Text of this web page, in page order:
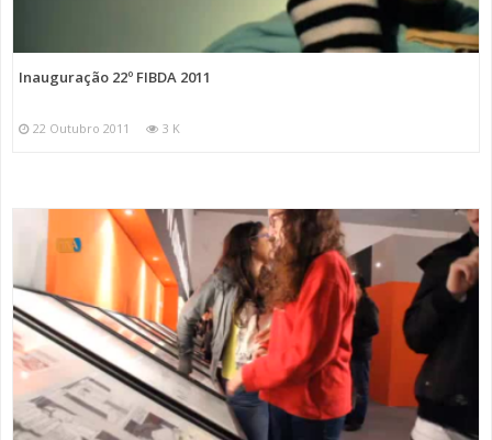
Inauguração 22º FIBDA 2011
22 Outubro 2011 3 K